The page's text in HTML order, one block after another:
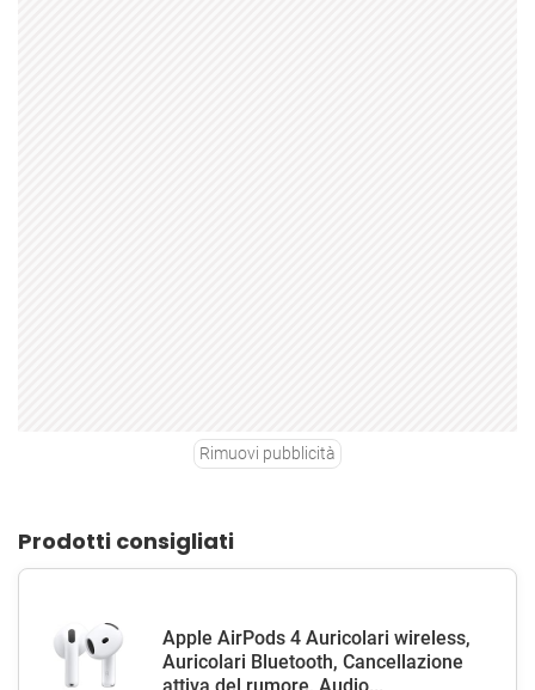
Rimuovi pubblicità
Prodotti consigliati
Apple AirPods 4 Auricolari wireless,
Auricolari Bluetooth, Cancellazione
attiva del rumore, Audio...